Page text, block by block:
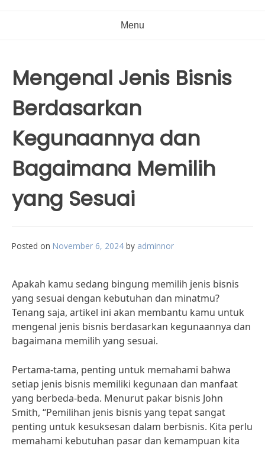
Menu
Mengenal Jenis Bisnis
Berdasarkan
Kegunaannya dan
Bagaimana Memilih
yang Sesuai
Posted on November 6, 2024 by adminnor
Apakah kamu sedang bingung memilih jenis bisnis
yang sesuai dengan kebutuhan dan minatmu?
Tenang saja, artikel ini akan membantu kamu untuk
mengenal jenis bisnis berdasarkan kegunaannya dan
bagaimana memilih yang sesuai.
Pertama-tama, penting untuk memahami bahwa
setiap jenis bisnis memiliki kegunaan dan manfaat
yang berbeda-beda. Menurut pakar bisnis John
Smith, “Pemilihan jenis bisnis yang tepat sangat
penting untuk kesuksesan dalam berbisnis. Kita perlu
memahami kebutuhan pasar dan kemampuan kita